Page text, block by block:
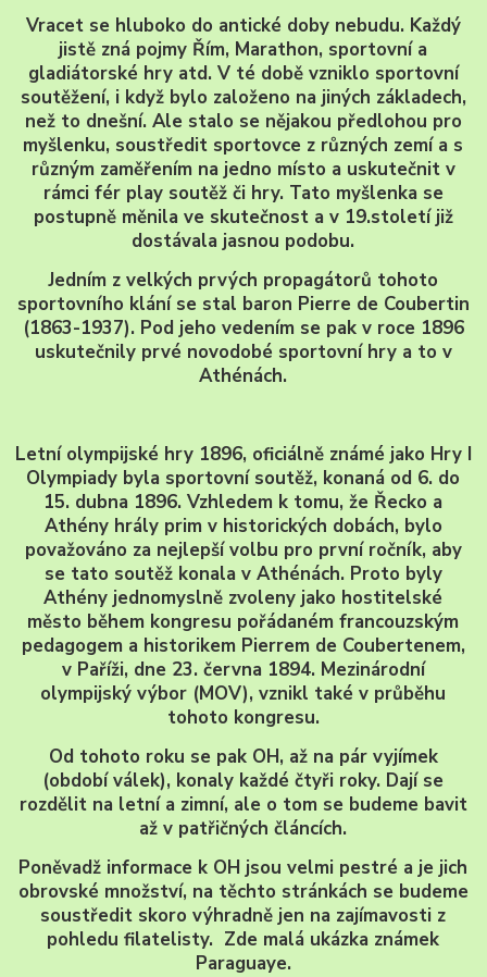
Vracet se hluboko do antické doby nebudu. Každý
jistě zná pojmy Řím, Marathon, sportovní a
gladiátorské hry atd. V té době vzniklo sportovní
soutěžení, i když bylo založeno na jiných základech,
než to dnešní. Ale stalo se nějakou předlohou pro
myšlenku, soustředit sportovce z různých zemí a s
různým zaměřením na jedno místo a uskutečnit v
rámci fér play soutěž či hry. Tato myšlenka se
postupně měnila ve skutečnost a v 19.století již
dostávala jasnou podobu.
Jedním z velkých prvých propagátorů tohoto
sportovního klání se stal baron Pierre de Coubertin
(1863-1937). Pod jeho vedením se pak v roce 1896
uskutečnily prvé novodobé sportovní hry a to v
Athénách.
Letní olympijské hry 1896, oficiálně známé jako Hry I
Olympiady byla sportovní soutěž, konaná od 6. do
15. dubna 1896. Vzhledem k tomu, že Řecko a
Athény hrály prim v historických dobách, bylo
považováno za nejlepší volbu pro první ročník, aby
se tato soutěž konala v Athénách. Proto byly
Athény jednomyslně zvoleny jako hostitelské
město během kongresu pořádaném francouzským
pedagogem a historikem Pierrem de Coubertenem,
v Paříži, dne 23. června 1894. Mezinárodní
olympijský výbor (MOV), vznikl také v průběhu
tohoto kongresu.
Od tohoto roku se pak OH, až na pár vyjímek
(období válek), konaly každé čtyři roky. Dají se
rozdělit na letní a zimní, ale o tom se budeme bavit
až v patřičných článcích.
Poněvadž informace k OH jsou velmi pestré a je jich
obrovské množství, na těchto stránkách se budeme
soustředit skoro výhradně jen na zajímavosti z
pohledu filatelisty. Zde malá ukázka známek
Paraguaye.